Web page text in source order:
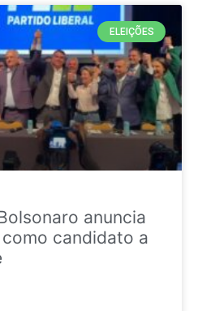
ELEIÇÕES
anuncia
candidato a